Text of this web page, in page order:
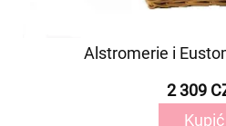
Alstromerie i
2 309
Kupić